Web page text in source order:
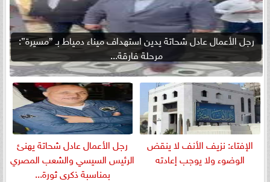
رجل الأعمال عادل شحاتة يدين استهداف ميناء دمياط بـ ”مسيرة”:
مرحلة فارقة...
الإفتاء: نزيف الأنف لا ينقض
الوضوء ولا يوجب إعادته
رجل الأعمال عادل شحاتة يهنئ
الرئيس السيسي والشعب المصري
بمناسبة ذكرى ثورة...